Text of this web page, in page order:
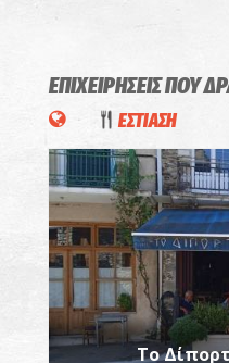
ΕΠΙΧΕΙΡΗΣΕΙΣ ΠΟΥ
ΕΣΤΙΑΣΗ
Το